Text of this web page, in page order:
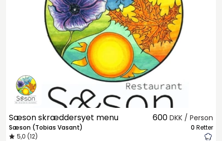
Sæson skræddersyet menu
Sæson (Tobias Vasant)
5,0 (12)
600 DKK / Person
0 Retter